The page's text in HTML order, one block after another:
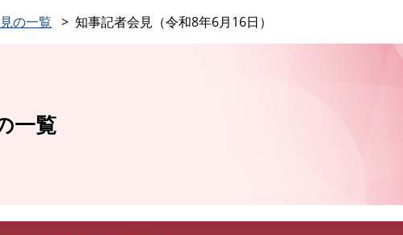
の一覧 知事記者会見（令和8年6月16日）
一覧